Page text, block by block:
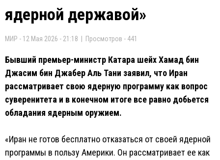
ядерной державой»
МИР - 12 Мая 2026 - 21:18 | Просмотров - 441
Бывший премьер-министр Катара шейх Хамад бин
Джасим бин Джабер Аль Тани заявил, что Иран
рассматривает свою ядерную программу как вопрос
суверенитета и в конечном итоге все равно добьется
обладания ядерным оружием.
«Иран не готов бесплатно отказаться от своей ядерной
программы в пользу Америки. Он рассматривает ее как